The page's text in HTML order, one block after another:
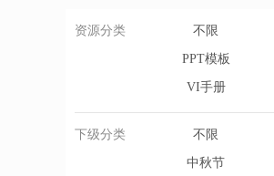
资源分类 不限
PPT模板
VI手册
下级分类 不限
中秋节